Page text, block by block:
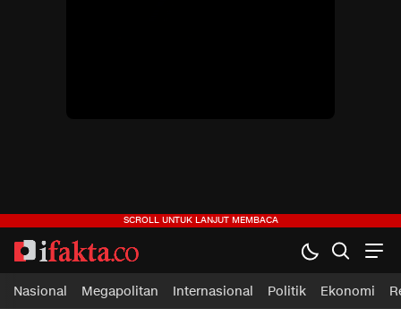
ifakta.co
#pastibenar
Nasional Megapolitan Internasional Politik Ekonomi